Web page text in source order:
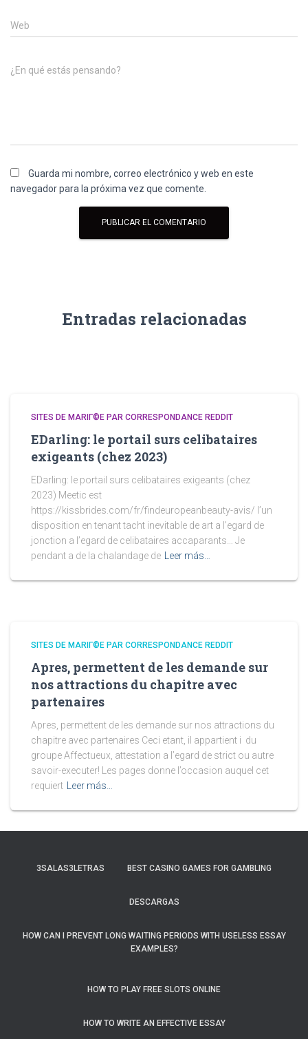
Web
¿En qué estás pensando?
Guarda mi nombre, correo electrónico y web en este
navegador para la próxima vez que comente.
Entradas relacionadas
SITES DE MARIГ©E PAR CORRESPONDANCE REDDIT
EDarling: le portail surs celibataires
exigeants (chez 2023)
EDarling: le portail surs celibataires exigeants (chez
2023) Meetic est
https://kissbrides.com/fr/findeuropeanbeauty-avis/ l’un
disposition en tenant tacht inevitable de art a l’egard de
jonction a l’egard de celibataires accaparants… Je
pendant a de la chalandage de
Leer más…
SITES DE MARIГ©E PAR CORRESPONDANCE REDDIT
Apres, permettent de les demande sur
nos attractions du chapitre avec
partenaires
Apres, permettent de les demande sur nos attractions du
chapitre avec partenaires Ceci etant, il appartient i du
groupe Affectueux, attestation a l’egard de strict ou autre
savoir-executer! Les pages donne l’occasion auquel cet
requiert
Leer más…
3SALAS3LETRAS BEST CASINO GAMES FOR GAMBLING
DESCARGAS
HOW CAN I PREVENT LONG WAITING PERIODS WITH USELESS ESSAY
EXAMPLES?
HOW TO PLAY FREE SLOTS ONLINE
HOW TO WRITE AN EFFECTIVE ESSAY